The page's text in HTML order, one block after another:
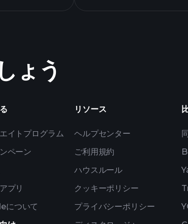
ょう
イトプログラム
ペーン
プリ
について
リソース
ヘルプセンター
ご利用規約
ハウスルール
クッキーポリシー
プライバシーポリシー